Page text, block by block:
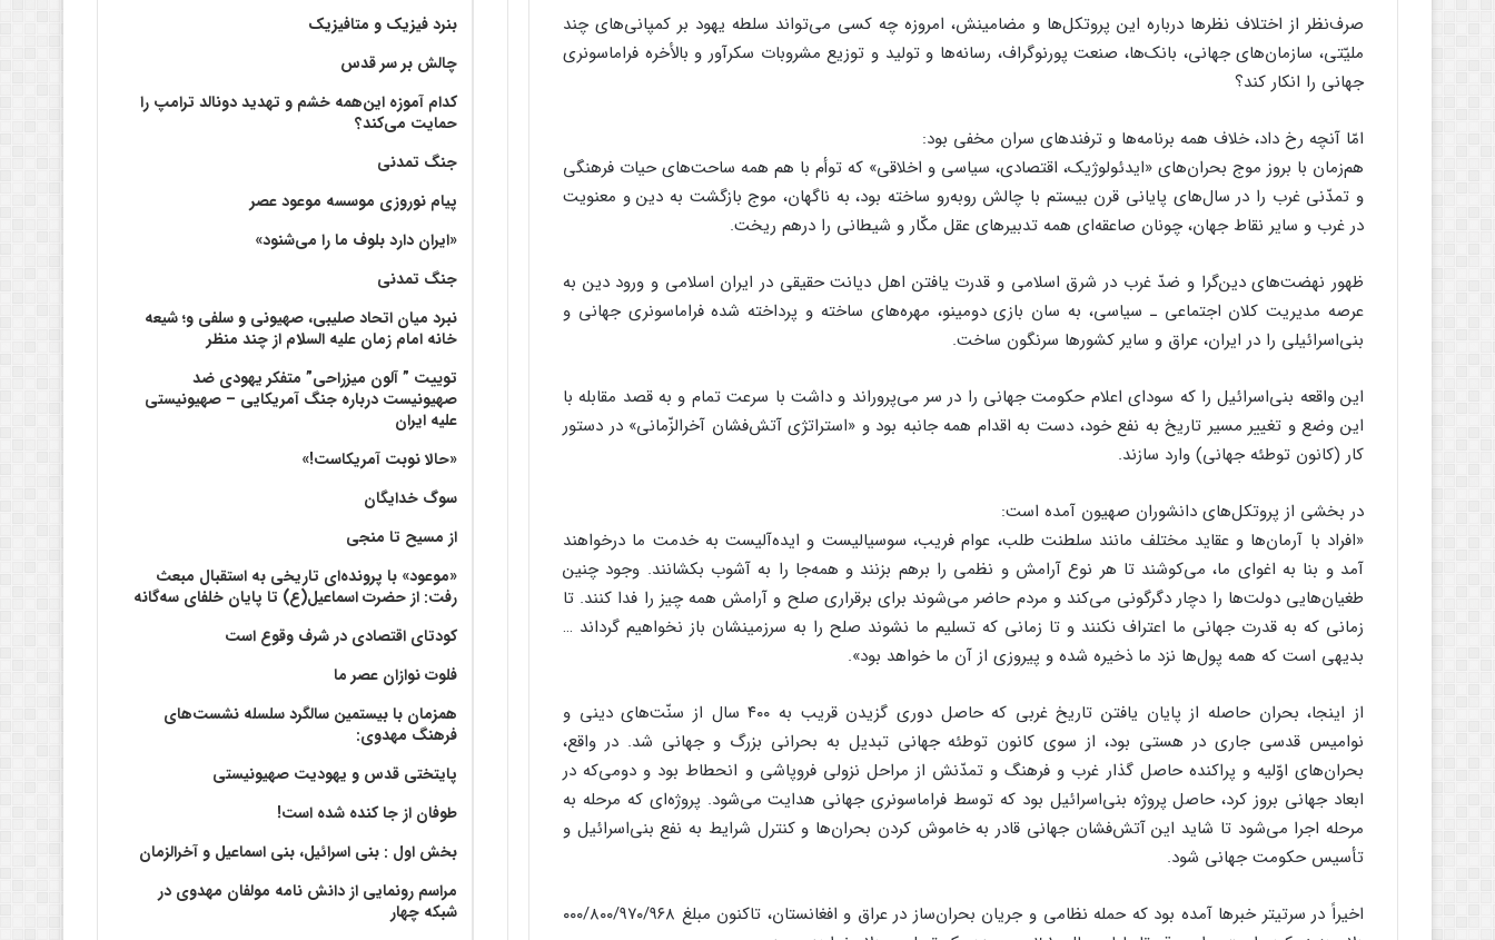
صرف‌نظر از اختلاف نظرها درباره این پروتکل‌ها و مضامینش، امروزه چه کسی می‌تواند سلطه یهود بر کمپانی‌های چند
ملیّتی، سازمان‌های جهانی، بانک‌ها، صنعت پورنوگراف، رسانه‌ها و تولید و توزیع مشروبات سکرآور و بالأخره فراماسونری
جهانی را انکار کند؟
امّا آنچه رخ داد، خلاف همه برنامه‌ها و ترفندهای سران مخفی بود:
هم‌زمان با بروز موج بحران‌های «ایدئولوژیک، اقتصادی، سیاسی و اخلاقی» که توأم با هم همه ساحت‌های حیات فرهنگی
و تمدّنی غرب را در سال‌های پایانی قرن بیستم با چالش روبه‌رو ساخته بود، به ناگهان، موج بازگشت به دین و معنویت
در غرب و سایر نقاط جهان، چونان صاعقه‌ای همه تدبیرهای عقل مکّار و شیطانی را درهم ریخت.
ظهور نهضت‌های دین‌گرا و ضدّ غرب در شرق اسلامی و قدرت یافتن اهل دیانت حقیقی در ایران اسلامی و ورود دین به
عرصه مدیریت کلان اجتماعی ـ سیاسی، به سان بازی دومینو، مهره‌های ساخته و پرداخته شده فراماسونری جهانی و
بنی‌اسرائیلی را در ایران، عراق و سایر کشورها سرنگون ساخت.
این واقعه بنی‌اسرائیل را که سودای اعلام حکومت جهانی را در سر می‌پروراند و داشت‌ با سرعت تمام و به قصد مقابله با
این وضع و تغییر مسیر تاریخ به نفع خود، دست به اقدام همه جانبه بود و «استراتژی آتش‌فشان آخرالزّمانی» در دستور
کار (کانون توطئه جهانی) وارد سازند.
در بخشی از پروتکل‌های دانشوران صهیون آمده است:
«افراد با آرمان‌ها و عقاید مختلف مانند سلطنت طلب، عوام فریب، سوسیالیست و ایده‌آلیست به خدمت ما درخواهند
آمد و بنا به اغوای ما، می‌کوشند تا هر نوع آرامش و نظمی را برهم بزنند و همه‌جا را به آشوب بکشانند. وجود چنین
طغیان‌هایی دولت‌ها را دچار دگرگونی می‌کند و مردم حاضر می‌شوند برای برقراری صلح و آرامش همه‌ چیز را فدا کنند. تا
زمانی که به قدرت جهانی ما اعتراف نکنند و تا زمانی که تسلیم ما نشوند صلح را به سرزمینشان باز نخواهیم گرداند …
بدیهی است که همه پول‌ها نزد ما ذخیره شده و پیروزی از آن ما خواهد بود».
از اینجا، بحران‌ حاصله از پایان یافتن تاریخ غربی که حاصل دوری گزیدن قریب به ۴۰۰ سال از سنّت‌های دینی و
نوامیس قدسی جاری در هستی بود، از سوی کانون توطئه جهانی تبدیل به بحرانی بزرگ و جهانی شد. در واقع،
بحران‌های اوّلیه و پراکنده حاصل گذار غرب و فرهنگ و تمدّنش از مراحل نزولی فروپاشی و انحطاط بود و دومی‌که در
ابعاد جهانی بروز کرد، حاصل پروژه بنی‌اسرائیل بود که توسط فراماسونری جهانی هدایت می‌شود. پروژه‌ای که مرحله به
مرحله اجرا می‌شود تا شاید این آتش‌‌فشان جهانی قادر به خاموش کردن بحران‌ها و کنترل شرایط به نفع بنی‌اسرائیل و
تأسیس حکومت جهانی شود.
اخیراً در سرتیتر خبرها آمده بود که حمله نظامی و جریان بحران‌ساز در عراق و افغانستان، تاکنون مبلغ ۰۰۰/۸۰۰/۹۷۰/۹۶۸
بنرد فیزیک و متافیزیک
چالش بر سر قدس
کدام آموزه این‌همه خشم و تهدید دونالد ترامپ را
حمایت می‌کند؟
جنگ تمدنی
پیام نوروزی موسسه موعود عصر
«ایران دارد بلوف ما را می‌شنود»
جنگ تمدنی
نبرد میان اتحاد صلیبی، صهیونی و سلفی و؛ شیعه
خانه امام زمان علیه السلام از چند منظر
توییت ” آلون میزراحی” متفکر یهودی ضد
صهیونیست درباره جنگ آمریکایی – صهیونیستی
علیه ایران
«حالا نوبت آمریکاست!»
سوگ خدایگان
از مسیح تا منجی
«موعود» با پرونده‌ای تاریخی به استقبال مبعث
رفت: از حضرت اسماعیل(ع) تا پایان خلفای سه‌گانه
کودتای اقتصادی در شرف وقوع است
فلوت نوازان عصر ما
همزمان با بیستمین سالگرد سلسله نشست‌های
فرهنگ مهدوی:‌
پایتختی قدس و یهودیت صهیونیستی
طوفان از جا کنده شده است!
بخش اول : بنی اسرائیل، بنی اسماعیل و آخرالزمان
مراسم رونمایی از دانش نامه مولفان مهدوی در
شبکه چهار